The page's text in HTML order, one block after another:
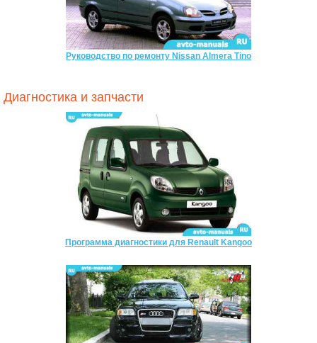
Руководство по ремонту Nissan Almera Tino
Диагностика и запчасти
Программа диагностики для Renault Kangoo